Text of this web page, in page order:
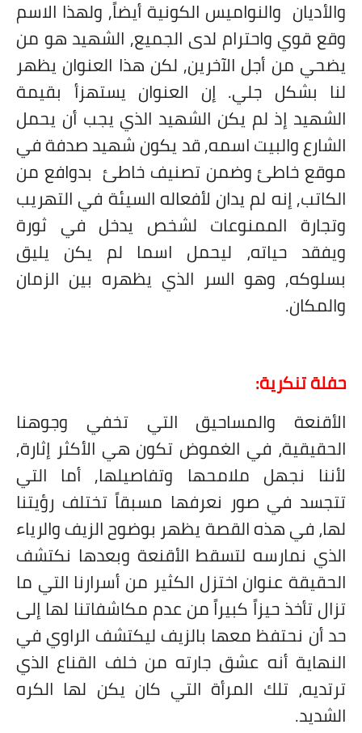
والأديان والنواميس الكونية أيضاً, ولهذا الاسم
وقع قوي واحترام لدى الجميع, الشهيد هو من
يضحي من أجل الآخرين, لكن هذا العنوان يظهر
لنا بشكل جلي. إن العنوان يستهزأ بقيمة
الشهيد إذ لم يكن الشهيد الذي يجب أن يحمل
الشارع والبيت اسمه, قد يكون شهيد صدفة في
موقع خاطئ وضمن تصنيف خاطئ بدوافع من
الكاتب, إنه لم يدان لأفعاله السيئة في التهريب
وتجارة الممنوعات لشخص يدخل في ثورة
ويفقد حياته، ليحمل اسما لم يكن يليق
بسلوكه, وهو السر الذي يظهره بين الزمان
والمكان.
حفلة تنكرية:
الأقنعة والمساحيق التي تخفي وجوهنا
الحقيقية، في الغموض تكون هي الأكثر إثارة,
لأننا نجهل ملامحها وتفاصيلها, أما التي
تتجسد في صور نعرفها مسبقاً تختلف رؤيتنا
لها، في هذه القصة يظهر بوضوح الزيف والرياء
الذي نمارسه لتسقط الأقنعة وبعدها نكتشف
الحقيقة عنوان اختزل الكثير من أسرارنا التي ما
تزال تأخذ حيزاً كبيراً من عدم مكاشفاتنا لها إلى
حد أن نحتفظ معها بالزيف ليكتشف الراوي في
النهاية أنه عشق جارته من خلف القناع الذي
ترتديه، تلك المرأة التي كان يكن لها الكره
الشديد.